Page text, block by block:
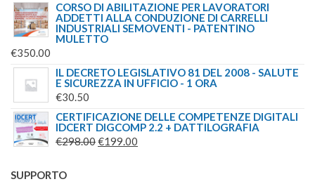
CORSO DI ABILITAZIONE PER LAVORATORI
ADDETTI ALLA CONDUZIONE DI CARRELLI
INDUSTRIALI SEMOVENTI - PATENTINO
MULETTO
€350.00
IL DECRETO LEGISLATIVO 81 DEL 2008 - SALUTE
E SICUREZZA IN UFFICIO - 1 ORA
€30.50
CERTIFICAZIONE DELLE COMPETENZE DIGITALI
IDCERT DIGCOMP 2.2 + DATTILOGRAFIA
€298.00IL
€199.00
SUPPORTO